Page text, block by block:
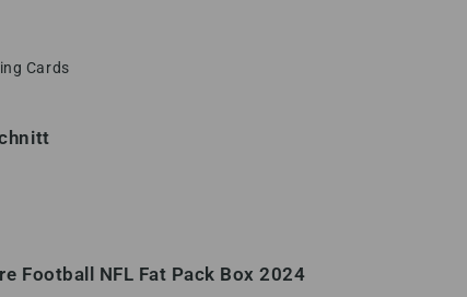
Cards
Football NFL Fat Pack Box 2024